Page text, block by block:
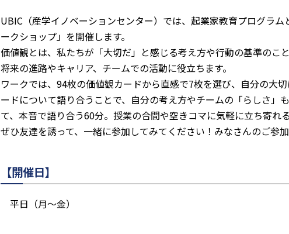
UBIC （産学イノベーションセンター）では、起業家教育プログラ
ークショップ」を開催します。
価値観とは、私たちが「大切だ」と感じる考え方や行動の基準のこ
将来の進路やキャリア、チームでの活動に役立ちます。
ワークでは、94枚の価値観カードから直感で7枚を選び、自分の大
ードについて語り合うことで、自分の考え方やチームの「らしさ」
て、本音で語り合う60分。授業の合間や空きコマに気軽に立ち寄れ
ぜひ友達を誘って、一緒に参加してみてください！みなさんのご参
【開催日】
平日（月〜金）